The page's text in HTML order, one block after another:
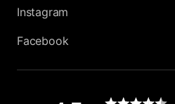
Instagram
Facebook